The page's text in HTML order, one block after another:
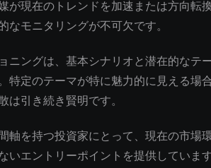
が現在のトレンドを加速または方向転
なモニタリングが不可欠です。
ニングは、基本シナリオと潜在的なテ
特定のテーマが特に魅力的に見える場
は引き続き賢明です。
軸を持つ投資家にとって、現在の市場
いエントリーポイントを提供していま